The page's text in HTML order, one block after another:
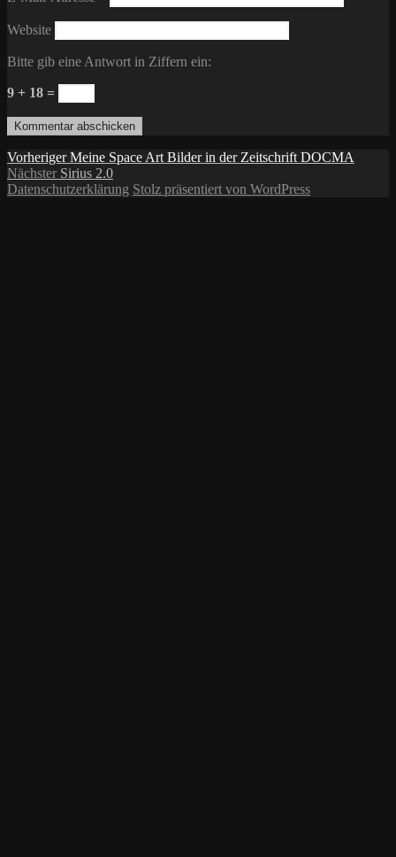
Website
Bitte gib eine Antwort in Ziffern ein:
9 + 18 =
Beitragsnavigation
Vorheriger Vorheriger
Beitrag:
Meine Space Art Bilder in der Zeitschrift DOCMA
Nächster Nächster
Beitrag:
Sirius 2.0
Datenschutzerklärung Stolz präsentiert von WordPress